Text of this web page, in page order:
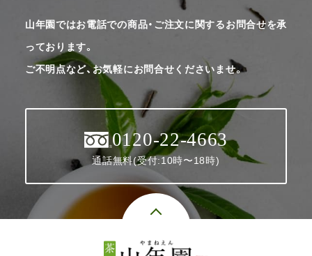
山年園ではお電話での商品・ご注文に関するお問合せを承
っております。
ご不明点など、お気軽にお問合せくださいませ。
0120-22-4663
通話無料(受付:10時〜18時)